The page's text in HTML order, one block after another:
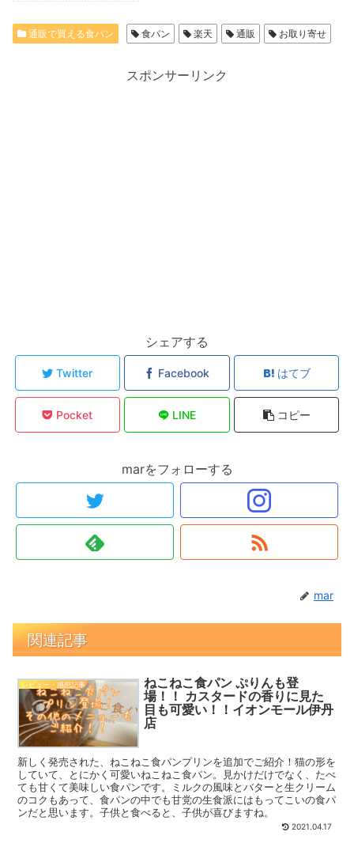
通販で買える食パン 食パン 楽天 通販 お取り寄せ
スポンサーリンク
シェアする
Twitter Facebook はてブ
Pocket LINE コピー
marをフォローする
mar
関連記事
レビュー・感想記事
ねこねこ食パン ぷりんも登
場！！ カスタードの香りに見た
目も可愛い！！イオンモール伊丹
店
新しく発売された、ねこねこ食パンプリンを追加でご紹介！猫の形を
していて、とにかく可愛いねこねこ食パン。見かけだけでなく、たべ
ても甘くて美味しい食パンです。ミルクの風味とバターと生クリーム
のコクもあって、食パンの中でも甘党の生食派にはもってこいの食パ
ンだと思います。子供と食べると、子供が喜びますね。
2021.04.17